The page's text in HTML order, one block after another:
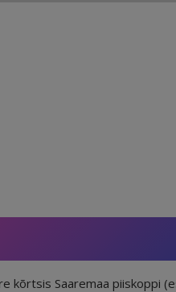
kõrtsis Saaremaa piiskoppi